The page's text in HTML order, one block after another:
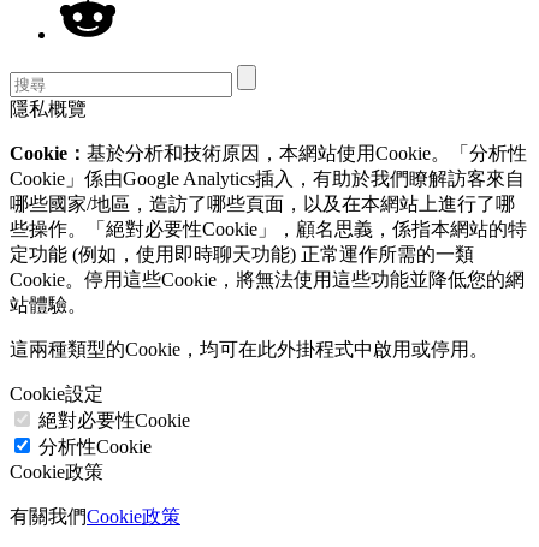
隱私概覽
Cookie： 基於分析和技術原因，本網站使用Cookie。「分析性
Cookie」係由Google Analytics插入，有助於我們瞭解訪客來自
哪些國家/地區，造訪了哪些頁面，以及在本網站上進行了哪
些操作。「絕對必要性Cookie」，顧名思義，係指本網站的特
定功能 (例如，使用即時聊天功能) 正常運作所需的一類
Cookie。停用這些Cookie，將無法使用這些功能並降低您的網
站體驗。
這兩種類型的Cookie，均可在此外掛程式中啟用或停用。
Cookie設定
絕對必要性Cookie
分析性Cookie
Cookie政策
有關我們Cookie政策